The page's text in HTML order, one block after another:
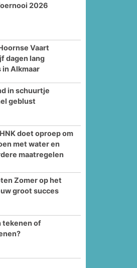
2026
Vaart
dagen lang
Alkmaar
in schuurtje
geblust
doet oproep om
met water en
maatregelen
Zomer op het
groot succes
tekenen of